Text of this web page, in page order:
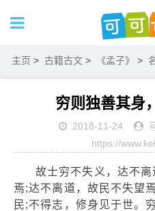
主页 > 古籍古文 > 《孟子》 >
穷则独善其身
2018-11-24
https://
故士穷不失义，达不
焉;达不离道，故民不失望
民;不得志，修身见于世。